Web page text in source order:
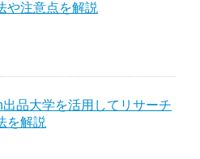
や注意点を解説
品大学を活用してリサーチ
を解説